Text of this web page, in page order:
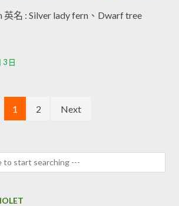
英名 : Silver lady fern、Dwarf tree
3 日
1 2 Next